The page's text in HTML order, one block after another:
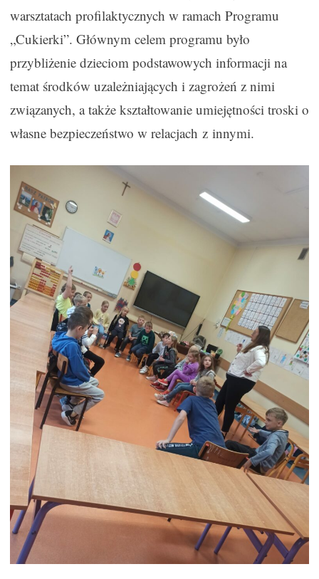
warsztatach profilaktycznych w ramach Programu
„Cukierki”. Głównym celem programu było
przybliżenie dzieciom podstawowych informacji na
temat środków uzależniających i zagrożeń z nimi
związanych, a także kształtowanie umiejętności troski o
własne bezpieczeństwo w relacjach z innymi.